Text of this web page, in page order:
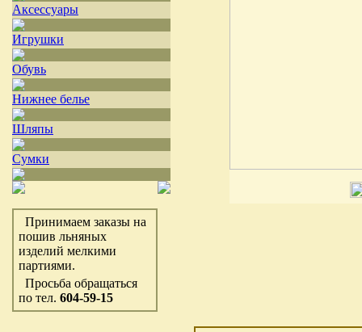
Аксессуары
Игрушки
Обувь
Нижнее белье
Шляпы
Сумки
Принимаем заказы на
пошив льняных
изделий мелкими
партиями.
Просьба обращаться
по тел. 604-59-15